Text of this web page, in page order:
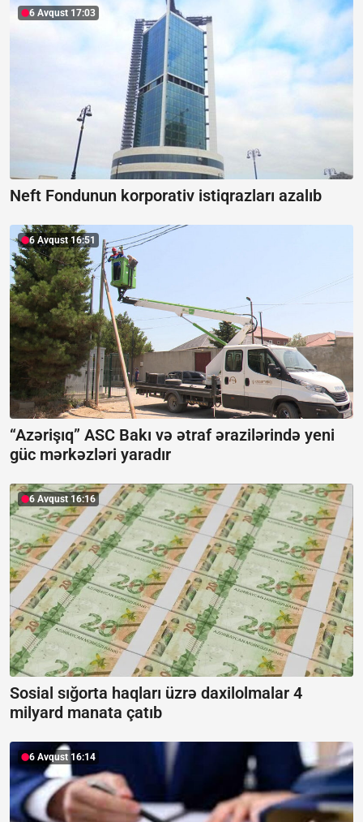
6 Avqust 17:03
Neft Fondunun korporativ istiqrazları azalıb
6 Avqust 16:51
“Azərişıq” ASC Bakı və ətraf ərazilərində yeni
güc mərkəzləri yaradır
6 Avqust 16:16
Sosial sığorta haqları üzrə daxilolmalar 4
milyard manata çatıb
6 Avqust 16:14